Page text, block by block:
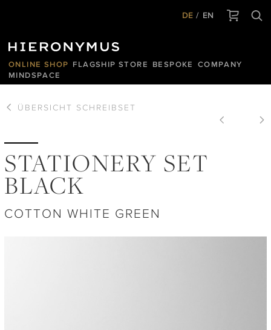
DE EN
ONLINE SHOP FLAGSHIP STORE BESPOKE
COMPANY
MINDSPACE
ÜBERSICHT SCHREIBSET
STATIONERY SET
BLACK
COTTON WHITE GREEN